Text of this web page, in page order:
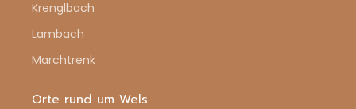
Krenglbach
Lambach
Marchtrenk
Orte rund um Wels